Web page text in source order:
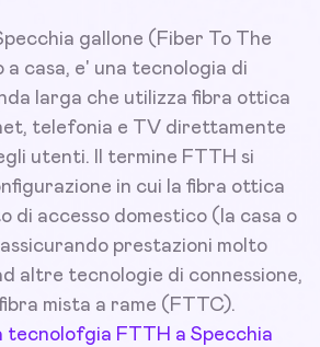
gallone (Fiber To The
a casa, e' una tecnologia di
larga che utilizza fibra ottica
telefonia e TV direttamente
utenti. Il termine FTTH si
in cui la fibra ottica
di accesso domestico (la casa o
prestazioni molto
altre tecnologie di connessione,
mista a rame (FTTC).
tecnolofgia FTTH a Specchia